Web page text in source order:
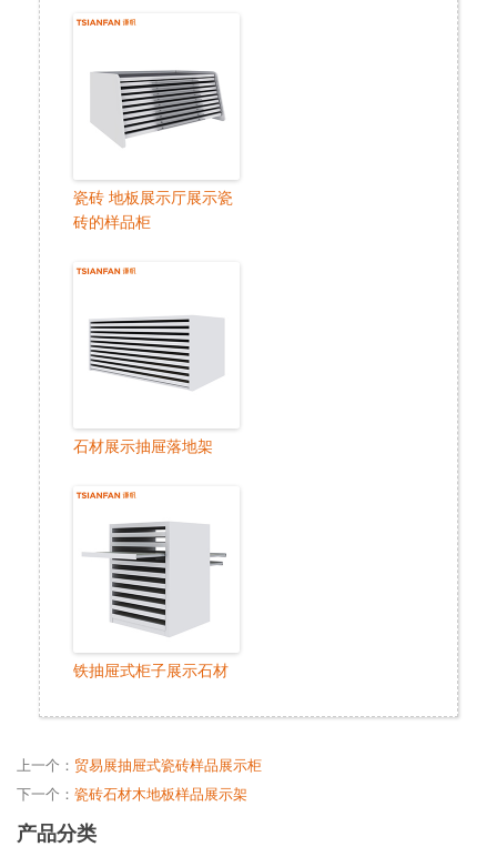
瓷砖 地板展示厅展示瓷
砖的样品柜
石材展示抽屉落地架
铁抽屉式柜子展示石材
上一个： 贸易展抽屉式瓷砖样品展示柜
下一个： 瓷砖石材木地板样品展示架
产品分类